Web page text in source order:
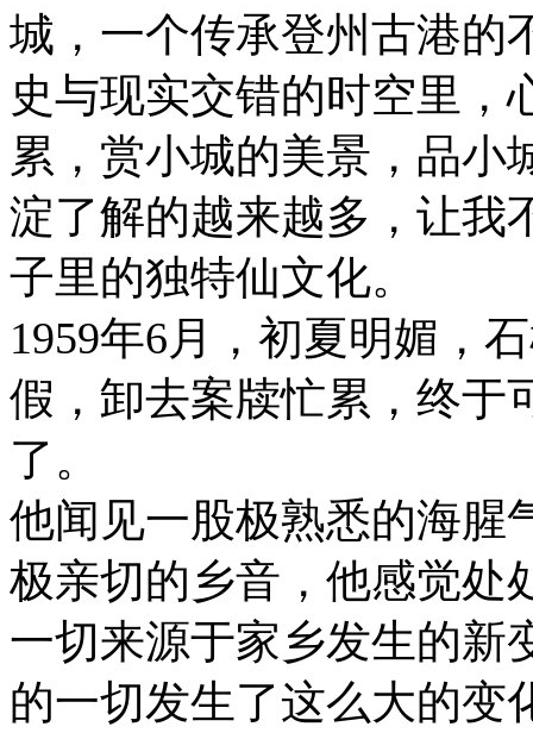
城，一个传承登州古港
史与现实交错的时空里，
累，赏小城的美景，品小
淀了解的越来越多，让我
子里的独特仙文化。
1959年6月，初夏明媚，
假，卸去案牍忙累，终于
了。
他闻见一股极熟悉的海腥
极亲切的乡音，他感觉处
一切来源于家乡发生的新
的一切发生了这么大的变